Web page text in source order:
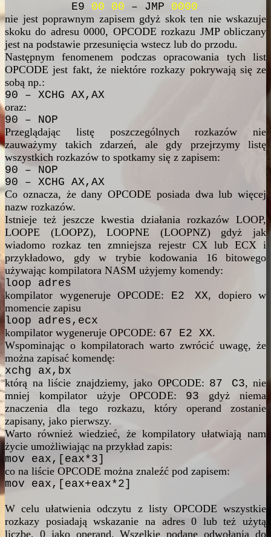
E9 00 00 – JMP 0000
nie jest poprawnym zapisem gdyż skok ten nie wskazuje
skoku do adresu 0000, OPCODE rozkazu JMP obliczany
jest na podstawie przesunięcia wstecz lub do przodu.
Następnym fenomenem podczas opracowania tych list
OPCODE jest fakt, że niektóre rozkazy pokrywają się ze
sobą np.:
90 – XCHG AX,AX
oraz:
90 – NOP
Przeglądając listę poszczególnych rozkazów nie
zauważymy takich zdarzeń, ale gdy przejrzymy listę
wszystkich rozkazów to spotkamy się z zapisem:
90 – NOP
90 – XCHG AX,AX
Co oznacza, że dany OPCODE posiada dwa lub więcej
nazw rozkazów.
Istnieje też jeszcze kwestia działania rozkazów LOOP,
LOOPE (LOOPZ), LOOPNE (LOOPNZ) gdyż jak
wiadomo rozkaz ten zmniejsza rejestr CX lub ECX i
przykładowo, gdy w trybie kodowania 16 bitowego
używając kompilatora NASM użyjemy komendy:
loop adres
kompilator wygeneruje OPCODE: E2 XX, dopiero w
momencie zapisu
loop adres,ecx
kompilator wygeneruje OPCODE: 67 E2 XX.
Wspominając o kompilatorach warto zwrócić uwagę, że
można zapisać komendę:
xchg ax,bx
którą na liście znajdziemy, jako OPCODE: 87 C3, nie
mniej kompilator użyje OPCODE: 93 gdyż niema
znaczenia dla tego rozkazu, który operand zostanie
zapisany, jako pierwszy.
Warto również wiedzieć, że kompilatory ułatwiają nam
życie umożliwiając na przykład zapis:
mov eax,[eax*3]
co na liście OPCODE można znaleźć pod zapisem:
mov eax,[eax+eax*2]
W celu ułatwienia odczytu z listy OPCODE wszystkie
rozkazy posiadają wskazanie na adres 0 lub też użytą
liczbę, 0 jako operand. Wszelkie podane odwołania do